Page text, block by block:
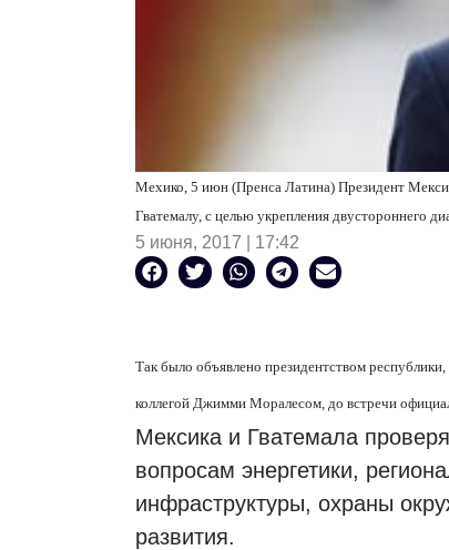
Мехико, 5 июн (Пренса Латина) Президент
Гватемалу, с целью укрепления двустороннего
5 июня, 2017 | 17:42
Так было объявлено президентством
коллегой Джимми Моралесом, до встречи
Мексика и Гватемала
вопросам энергетики,
инфраструктуры, охраны
развития.